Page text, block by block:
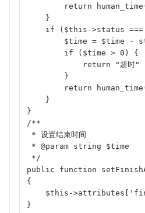
return
    }
if ($this->status ===
$time = $time -
        if ($time > 0) {
return "超时"
        }
return
    }
}
/**
* 设置结束时间
* @param string $time
*/
public function
{
$this-
}